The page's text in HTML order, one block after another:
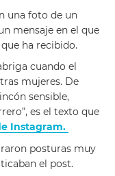
una foto de un
mensaje en el que
ha recibido.
cuando el
mujeres. De
sensible,
es el texto que
Instagram.
posturas muy
el post.